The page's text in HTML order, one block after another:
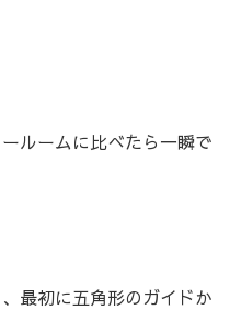
ルームに比べたら一瞬で
最初に五角形のガイドか